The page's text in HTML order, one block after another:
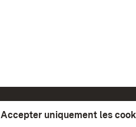
Accepter uniquement les